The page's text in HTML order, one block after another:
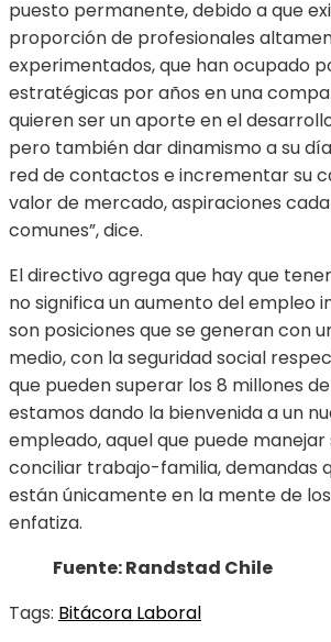
puesto permanente, debido a que
proporción de profesionales
experimentados, que han ocupado
estratégicas por años en una
quieren ser un aporte en el
pero también dar dinamismo a su
red de contactos e incrementar su
valor de mercado, aspiraciones
comunes”, dice.
El directivo agrega que hay que
no significa un aumento del empleo
son posiciones que se generan con
medio, con la seguridad social
que pueden superar los 8 millones de
estamos dando la bienvenida a un
empleado, aquel que puede manejar
conciliar trabajo-familia, demandas
están únicamente en la mente de los
enfatiza.
Fuente: Randstad Chile
Tags: Bitácora Laboral